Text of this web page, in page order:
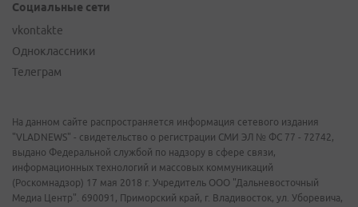
Социальные сети
vkontakte
Одноклассники
Телеграм
На данном сайте распространяется информация сетевого издания
"VLADNEWS" - свидетельство о регистрации СМИ ЭЛ № ФС 77 - 72742,
выдано Федеральной службой по надзору в сфере связи,
информационных технологий и массовых коммуникаций
(Роскомнадзор) 17 мая 2018 г. Учредитель ООО "Дальневосточный
Медиа Центр". 690091, Приморский край, г. Владивосток, ул. Уборевича,